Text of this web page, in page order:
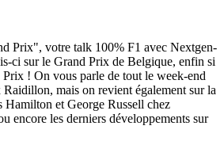
Prix", votre talk 100% F1 avec Nextgen-
ci sur le Grand Prix de Belgique, enfin si
! On vous parle de tout le week-end
Raidillon, mais on revient également sur la
Hamilton et George Russell chez
encore les derniers développements sur